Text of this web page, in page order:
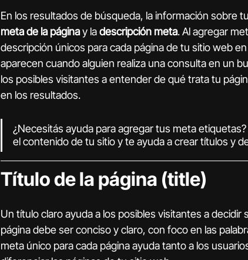
En los resultados de búsqueda, la información sobre
meta de la página y la descripción meta. Al agregar
descripción únicos para cada página de tu sitio web
aparecen cuando alguien realiza una consulta en un
los posibles visitantes a entender de qué trata tu
en los resultados.
¿Necesitás ayuda para agregar tus meta etiquetas?
el contenido de tu sitio y te ayuda a crear títulos y
Título de la página (title)
Un título claro ayuda a los posibles visitantes a decidir
página debe ser conciso y claro, con foco en las
meta único para cada página ayuda tanto a los